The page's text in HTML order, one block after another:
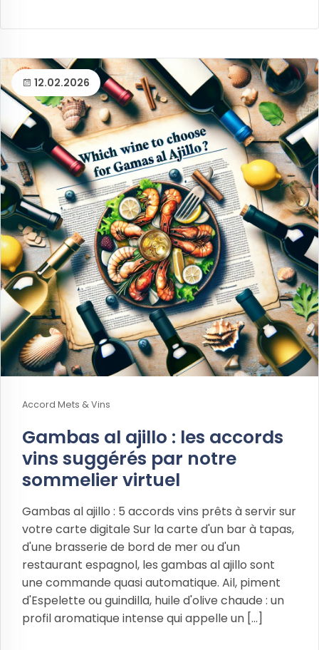
12.02.2026
Accord Mets & Vins
Gambas al ajillo : les accords
vins suggérés par notre
sommelier virtuel
Gambas al ajillo : 5 accords vins prêts à servir sur
votre carte digitale Sur la carte d'un bar à tapas,
d'une brasserie de bord de mer ou d'un
restaurant espagnol, les gambas al ajillo sont
une commande quasi automatique. Ail, piment
d'Espelette ou guindilla, huile d'olive chaude : un
profil aromatique intense qui appelle un [...]